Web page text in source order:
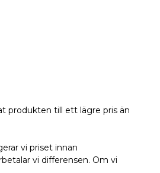
produkten till ett lägre pris än
vi priset innan
vi differensen. Om vi